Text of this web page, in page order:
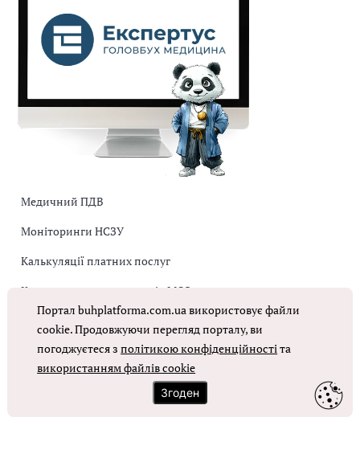
Медичний ПДВ
Моніторинги НСЗУ
Калькуляції платних послуг
Коригувальна накладна від МОЗ
Оплата праці в КНП
ОТРИМАТИ ДОСТУП
Портал buhplatforma.com.ua використовує файли
cookie. Продовжуючи перегляд порталу, ви
погоджуєтеся зполітикою конфіденційностіта
використанням файлів cookie
Згоден